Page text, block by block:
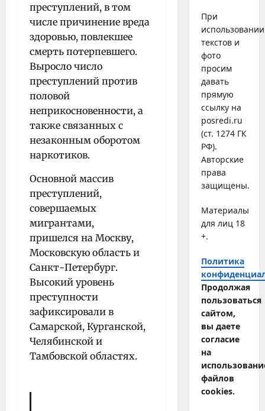
преступлений, в том
числе причинение вреда
здоровью, повлекшее
смерть потерпевшего.
Выросло число
преступлений против
половой
неприкосновенности, а
также связанных с
незаконным оборотом
наркотиков.
Основной массив
преступлений,
совершаемых
мигрантами,
пришелся на Москву,
Московскую область и
Санкт-Петербург.
Высокий уровень
преступности
зафиксировали в
Самарской, Курганской,
Челябинской и
Тамбовской областях.
При
использовании
текстов и
фото
просим
давать
прямую
ссылку на
posredi.ru
(ст. 1274 ГК
РФ).
Авторские
права
защищены.
Материалы
для лиц 18
+.
Политика
Продолжая
пользоваться
сайтом,
вы даете
согласие
на
файлов
cookies.